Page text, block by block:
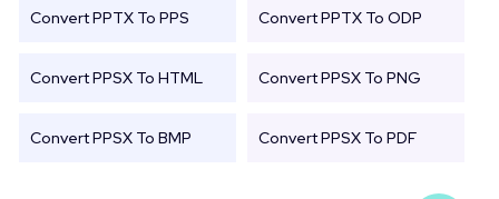
Convert PPTX To PPS Convert PPTX To ODP
Convert PPSX To HTML Convert PPSX To PNG
Convert PPSX To BMP Convert PPSX To PDF